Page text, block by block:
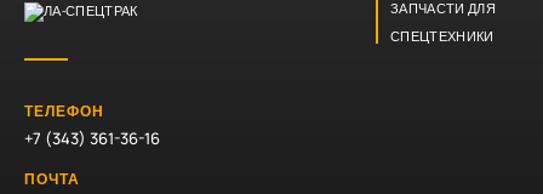
ЗАПЧАСТИ ДЛЯ
СПЕЦТЕХНИКИ
ТЕЛЕФОН
+7 (343) 361-36-16
ПОЧТА